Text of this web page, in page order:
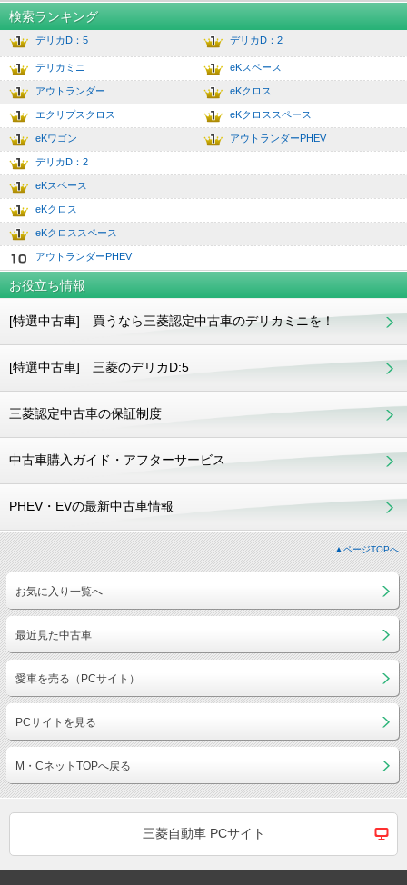
検索ランキング
1デリカD：5 6.0
デリカD：2
2デリカミニ 7.0
eKスペース
アウトランダー 8.0
eKクロス
4エクリプスクロス 9.0
eKクロススペース
5eKワゴン 10.0
アウトランダーPHEV
6デリカD：2
7eKスペース
8eKクロス
9eKクロススペース
10
アウトランダーPHEV
お役立ち情報
[特選中古車] 買うなら三菱認定中古車のデリカミニを！
[特選中古車] 三菱のデリカD:5
三菱認定中古車の保証制度
中古車購入ガイド・アフターサービス
PHEV・EVの最新中古車情報
▲ページTOPへ
お気に入り一覧へ
最近見た中古車
愛車を売る（PCサイト）
PCサイトを見る
M・CネットTOPへ戻る
三菱自動車 PCサイト